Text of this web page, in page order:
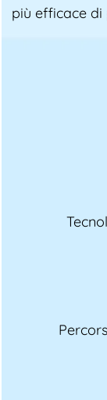
più efficace di